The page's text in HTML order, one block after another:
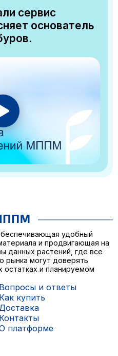
сервис
основатель
удобный
и продвигающая на
данных растений, где все
рынка могут доверять
и планируемом
Вопросы и ответы
Как купить
Контакты
платформе